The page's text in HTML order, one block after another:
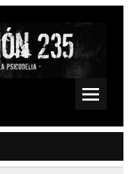
Fuzz, Space, Drone